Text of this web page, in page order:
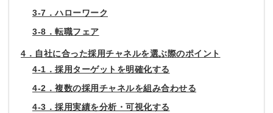
3-7．ハローワーク
3-8．転職フェア
4．自社に合った採用チャネルを選ぶ際のポイント
4-1．採用ターゲットを明確化する
4-2．複数の採用チャネルを組み合わせる
4-3．採用実績を分析・可視化する